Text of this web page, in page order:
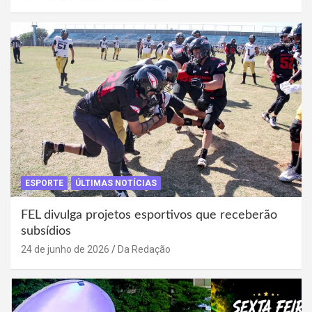
ESPORTE ÚLTIMAS NOTÍCIAS
FEL divulga projetos esportivos que receberão
subsídios
24 de junho de 2026 Da Redação